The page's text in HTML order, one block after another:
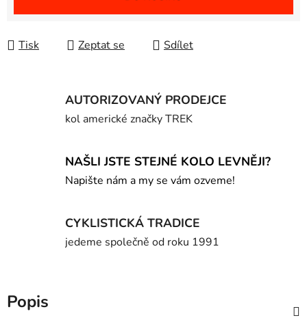
Tisk Zeptat se Sdílet
AUTORIZOVANÝ PRODEJCE
kol americké značky TREK
NAŠLI JSTE STEJNÉ KOLO LEVNĚJI?
Napište nám a my se vám ozveme!
CYKLISTICKÁ TRADICE
jedeme společně od roku 1991
Popis